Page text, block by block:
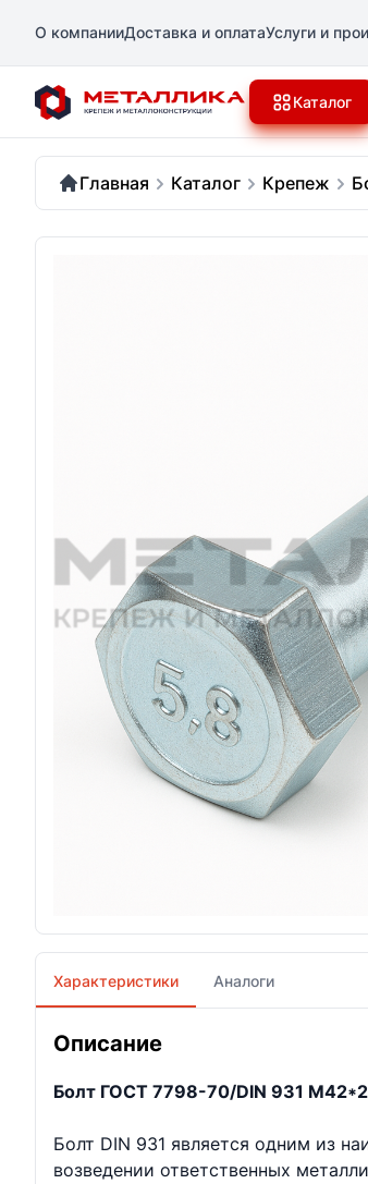
О компанииДоставка и оплатаУслуги и
Каталог
Главная Каталог Крепеж
Характеристики Аналоги
Описание
Болт ГОСТ 7798-70/DIN 931
Болт DIN 931 является одним из
возведении ответственных